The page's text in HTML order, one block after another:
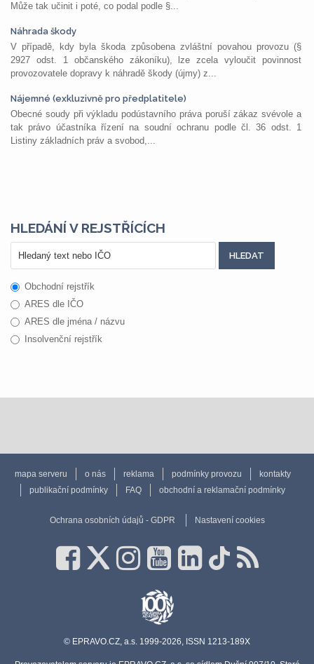
Může tak učinit i poté, co podal podle §...
Náhrada škody
V případě, kdy byla škoda způsobena zvláštní povahou provozu (§
2927 odst. 1 občanského zákoníku), lze zcela vyloučit povinnost
provozovatele dopravy k náhradě škody (újmy) z...
Nájemné (exkluzivně pro předplatitele)
Obecné soudy při výkladu podústavního práva poruší zákaz svévole a
tak právo účastníka řízení na soudní ochranu podle čl. 36 odst. 1
Listiny základních práv a svobod,...
HLEDÁNÍ V REJSTŘÍCÍCH
Obchodní rejstřík
ARES dle IČO
ARES dle jména / názvu
Insolvenční rejstřík
mapa serveru o nás reklama podmínky provozu
kontakty
publikační podmínky
FAQ obchodní a reklamační podmínky
Ochrana osobních údajů - GDPR Nastavení cookies
© EPRAVO.CZ, a.s. 1999-2026, ISSN 1213-189X